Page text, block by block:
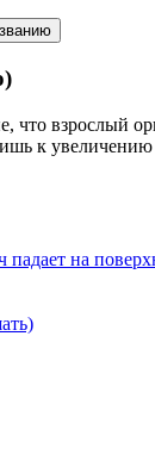
что взрослый
к
на